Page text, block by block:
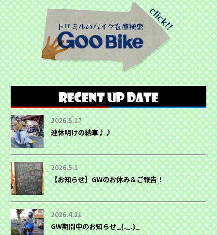
2026.5.17
連休明けの納車♪♪
2026.5.1
【お知らせ】GWのお休み＆ご報告！
2026.4.21
GW期間中のお知らせ_(._.)_